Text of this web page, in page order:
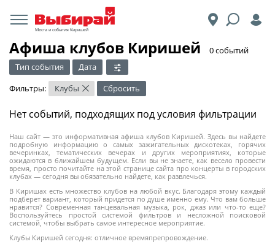
Места и события Киришей
Афиша клубов Киришей
​0 событий
Тип события
Дата
Фильтры:
Клубы × Сбросить
Наш сайт — это информативная афиша клубов Киришей. Здесь вы найдете
подробную информацию о самых зажигательных дискотеках, горячих
вечеринках, тематических вечерах и других мероприятиях, которые
ожидаются в ближайшем будущем. Если вы не знаете, как весело провести
время, просто почитайте на этой странице сайта про концерты в городских
клубах — сегодня вы обязательно найдете, как развлечься.
В Киришах есть множество клубов на любой вкус. Благодаря этому каждый
подберет вариант, который придется по душе именно ему. Что вам больше
нравится? Современная танцевальная музыка, рок, джаз или что-то еще?
Воспользуйтесь простой системой фильтров и несложной поисковой
системой, чтобы выбрать самое интересное мероприятие.
Клубы Киришей сегодня: отличное времяпрепровождение.
Нет событий, подходящих под условия фильтрации